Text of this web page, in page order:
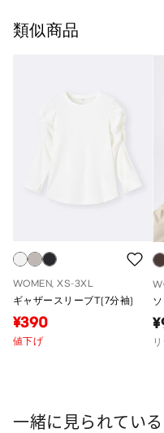
類似商品
WOMEN, XS-3XL
ギャザースリーブT(7分袖)
¥390
値下げ
一緒に見られてい